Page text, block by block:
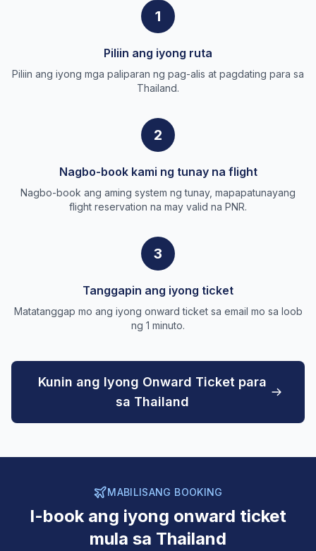
1
Piliin ang iyong ruta
Piliin ang iyong mga paliparan ng pag-alis at pagdating para sa
Thailand.
2
Nagbo-book kami ng tunay na flight
Nagbo-book ang aming system ng tunay, mapapatunayang
flight reservation na may valid na PNR.
3
Tanggapin ang iyong ticket
Matatanggap mo ang iyong onward ticket sa email mo sa loob
ng 1 minuto.
Kunin ang Iyong Onward Ticket para
sa Thailand
MABILISANG BOOKING
I-book ang iyong onward ticket
mula sa Thailand